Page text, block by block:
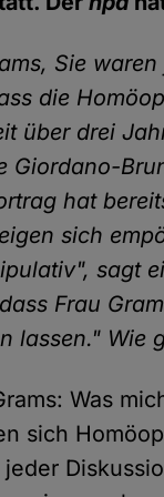
Sie
die
über drei
Giordano-
hat
sich
sagt
Frau
lassen." Wie
Was
sich